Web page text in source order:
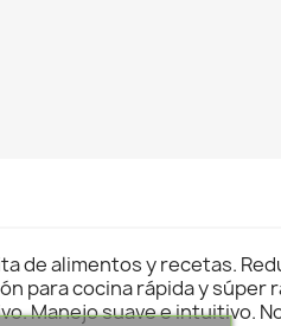
de alimentos y recetas.
para cocina rápida y súper
Manejo suave e intuitivo.